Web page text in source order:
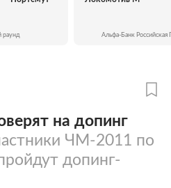
раунд Альфа-Банк Российская
на допинг
ЧМ-2011 по
допинг-